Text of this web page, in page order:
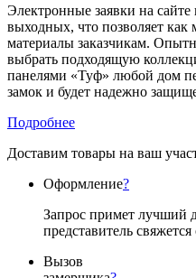
Электронные заявки на
выходных, что позволяет как
материалы заказчикам.
выбрать подходящую
панелями «Туф» любой дом
замок и будет надежно
Подробнее
Доставим товары на ваш
Оформление?
Запрос примет лучший
представитель
Вызов